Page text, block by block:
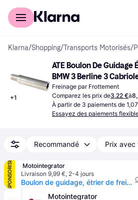
Acheter avec Klarna
Klarna/Shopping/Transports Motorisés/
+1
ATE Boulon De Guidage
BMW 3 Berline 3
Freinage par Frottement
Comparez les prix de3,22 €à
À partir de 3 paiements de
Essayez des paiements
Recommandé Prix
SPONSORISÉ
Motointegrator
Livraison 9,99 €, 2-4 jours
Boulon de guidage, étrier de frein ATE 11.8171-0008.1 (1 pièce)
Motointegrator